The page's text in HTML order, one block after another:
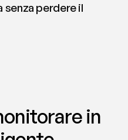
senza perdere il
in